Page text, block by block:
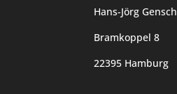
Hans-Jörg Gensch
Bramkoppel 8
22395 Hamburg